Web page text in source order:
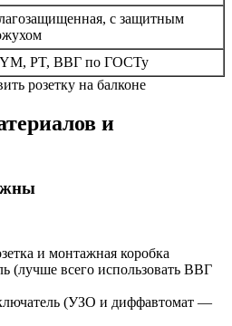
с защитным
PT, ВВГ по ГОСТу
и
и монтажная коробка
(лучше всего использовать ВВГ
(УЗО и диффавтомат —